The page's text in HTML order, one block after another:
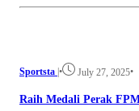
Sportsta |• July 27, 2025•
Raih Medali Perak